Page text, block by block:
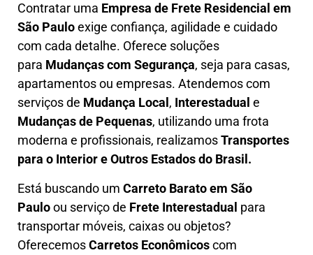
Contratar uma Empresa de Frete Residencial em
São Pauloexige confiança, agilidade e cuidado
com cada detalhe. Oferece soluções
para Mudanças com Segurança, seja para casas,
apartamentos ou empresas. Atendemos com
serviços de Mudança Local , Interestadual e
Mudanças de Pequenas, utilizando uma frota
moderna e profissionais, realizamosTransportes
para o Interior e Outros Estados do Brasil.
Está buscando um Carreto Barato em São
Pauloou serviço de Frete Interestadual para
transportar móveis, caixas ou objetos?
OferecemosCarretos Econômicoscom